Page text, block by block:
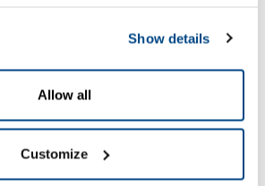
Show details
Allow all
Customize
high tech:
met ZetesMedea